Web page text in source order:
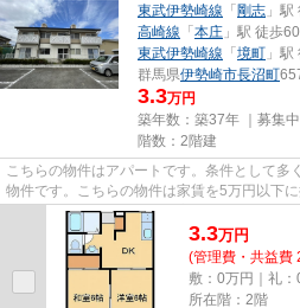
東武伊勢崎線 「 剛志 」
高崎線 「 本庄 」駅 徒歩
東武伊勢崎線 「 境町 」
群馬県伊勢崎市長沼町
3.3万円
築年数：築37年 ｜募集中
階数：2階建
こちらの物件はアパートです。条件として多
物件です。こちらの物件は家賃を5万円以下
情報：サンシャトレーの空室情...
3.3万円
(管理費・共益費
敷：0万円｜礼：
所在階：2階